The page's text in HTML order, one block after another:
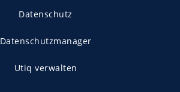
Datenschutz
Datenschutzmanager
Utiq verwalten